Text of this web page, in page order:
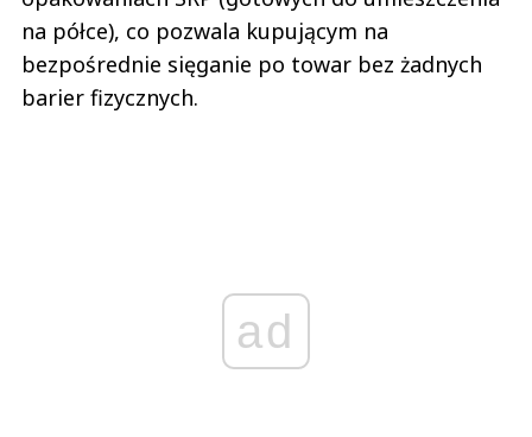
na półce), co pozwala kupującym na
bezpośrednie sięganie po towar bez żadnych
barier fizycznych.
ad